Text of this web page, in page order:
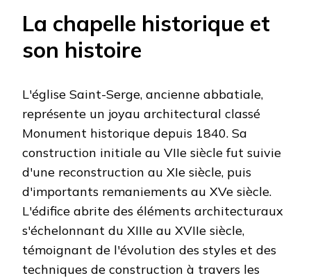
La chapelle historique et
son histoire
L'église Saint-Serge, ancienne abbatiale,
représente un joyau architectural classé
Monument historique depuis 1840. Sa
construction initiale au VIIe siècle fut suivie
d'une reconstruction au XIe siècle, puis
d'importants remaniements au XVe siècle.
L'édifice abrite des éléments architecturaux
s'échelonnant du XIIIe au XVIIe siècle,
témoignant de l'évolution des styles et des
techniques de construction à travers les